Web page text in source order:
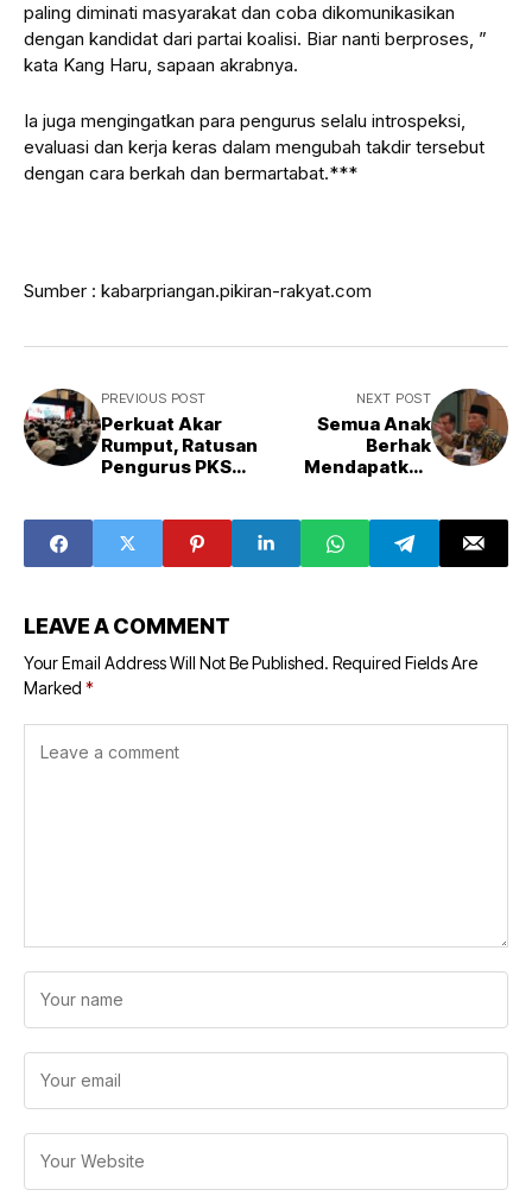
paling diminati masyarakat dan coba dikomunikasikan
dengan kandidat dari partai koalisi. Biar nanti berproses, ”
kata Kang Haru, sapaan akrabnya.
Ia juga mengingatkan para pengurus selalu introspeksi,
evaluasi dan kerja keras dalam mengubah takdir tersebut
dengan cara berkah dan bermartabat.***
Sumber : kabarpriangan.pikiran-rakyat.com
PREVIOUS POST
Perkuat Akar
Rumput, Ratusan
Pengurus PKS
NEXT POST
Semua Anak
Berhak
Mendapatkan
LEAVE A COMMENT
Your Email Address Will Not Be Published. Required Fields Are
Marked *